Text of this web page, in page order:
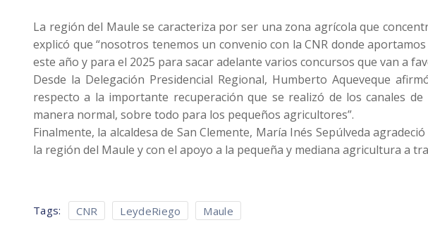
La región del Maule se caracteriza por ser una zona agrícola que
explicó que “nosotros tenemos un convenio con la CNR donde
este año y para el 2025 para sacar adelante varios concursos que van a
Desde la Delegación Presidencial Regional, Humberto Aqueveque
respecto a la importante recuperación que se realizó de los canales
manera normal, sobre todo para los pequeños agricultores”.
Finalmente, la alcaldesa de San Clemente, María Inés Sepúlveda
la región del Maule y con el apoyo a la pequeña y mediana agricultura a
Tags: CNR LeydeRiego Maule